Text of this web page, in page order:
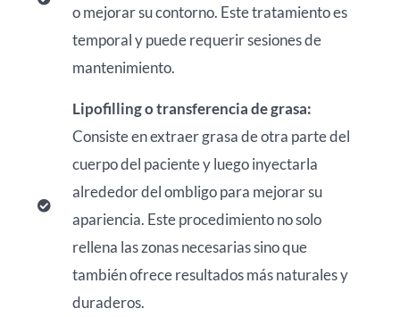
o mejorar su contorno. Este tratamiento es
temporal y puede requerir sesiones de
mantenimiento.
Lipofilling o transferencia de grasa:
Consiste en extraer grasa de otra parte del
cuerpo del paciente y luego inyectarla
alrededor del ombligo para mejorar su
apariencia. Este procedimiento no solo
rellena las zonas necesarias sino que
también ofrece resultados más naturales y
duraderos.